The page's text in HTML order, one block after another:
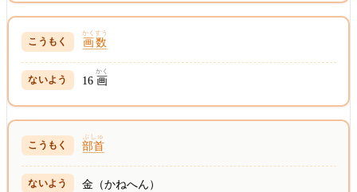
画数
かくすう
16 画
かく
部首
ぶしゅ
金（かねへん）